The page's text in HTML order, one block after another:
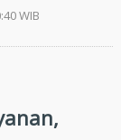
WIB